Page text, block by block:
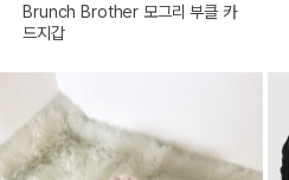
Brunch Brother 모그리 부클 카
드지갑